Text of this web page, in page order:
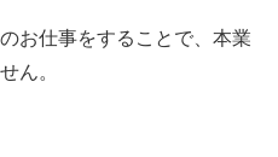
お仕事をすることで、本業
ん。